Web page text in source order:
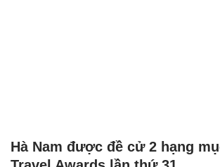
Hà Nam được đề cử 2 hạng